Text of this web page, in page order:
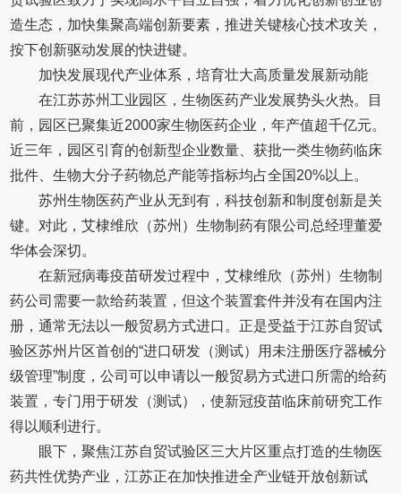
造生态，加快集聚高端创新要素，推进关键核心技术攻关，
按下创新驱动发展的快进键。
加快发展现代产业体系，培育壮大高质量发展新动能
在江苏苏州工业园区，生物医药产业发展势头火热。目
前，园区已聚集近2000家生物医药企业，年产值超千亿元。
近三年，园区引育的创新型企业数量、获批一类生物药临床
批件、生物大分子药物总产能等指标均占全国20%以上。
苏州生物医药产业从无到有，科技创新和制度创新是关
键。对此，艾棣维欣（苏州）生物制药有限公司总经理董爱
华体会深切。
在新冠病毒疫苗研发过程中，艾棣维欣（苏州）生物制
药公司需要一款给药装置，但这个装置套件并没有在国内注
册，通常无法以一般贸易方式进口。正是受益于江苏自贸试
验区苏州片区首创的“进口研发（测试）用未注册医疗器械分
级管理”制度，公司可以申请以一般贸易方式进口所需的给药
装置，专门用于研发（测试），使新冠疫苗临床前研究工作
得以顺利进行。
眼下，聚焦江苏自贸试验区三大片区重点打造的生物医
药共性优势产业，江苏正在加快推进全产业链开放创新试